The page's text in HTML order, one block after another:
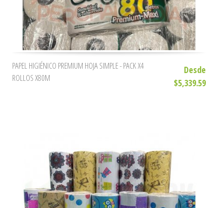
PAPEL HIGIÉNICO PREMIUM HOJA SIMPLE - PACK X4
ROLLOS X80M
Desde
$5,339.59